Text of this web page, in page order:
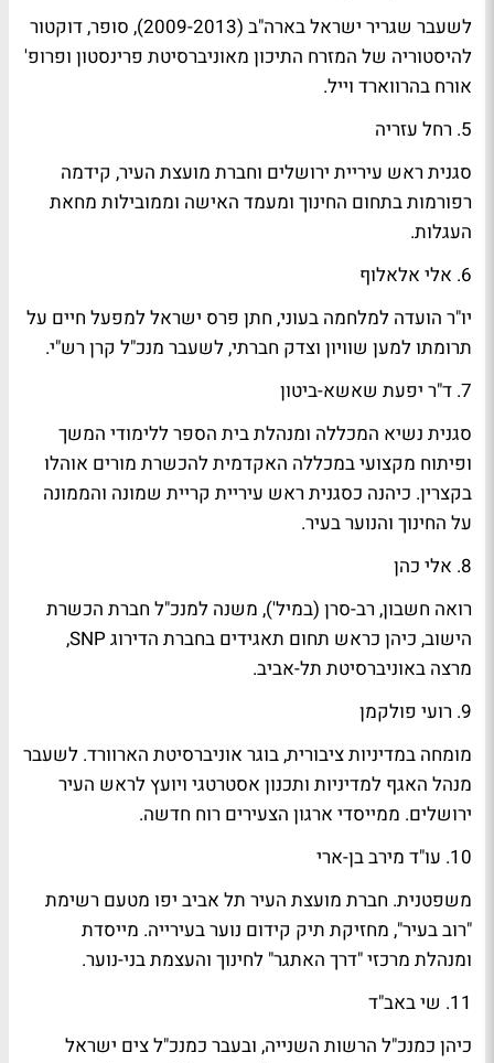
לשעבר שגריר ישראל בארה"ב (2009-2013), סופר, דוקטור
להיסטוריה של המזרח התיכון מאוניברסיטת פרינסטון ופרופ'
אורח בהרווארד וייל.
5. רחל עזריה
סגנית ראש עיריית ירושלים וחברת מועצת העיר, קידמה
רפורמות בתחום החינוך ומעמד האישה וממובילות מחאת
העגלות.
6. אלי אלאלוף
יו"ר הועדה למלחמה בעוני, חתן פרס ישראל למפעל חיים על
תרומתו למען שוויון וצדק חברתי, לשעבר מנכ"ל קרן רש"י.
7. ד"ר יפעת שאשא-ביטון
סגנית נשיא המכללה ומנהלת בית הספר ללימודי המשך
ופיתוח מקצועי במכללה האקדמית להכשרת מורים אוהלו
בקצרין. כיהנה כסגנית ראש עיריית קריית שמונה והממונה
על החינוך והנוער בעיר.
8. אלי כהן
רואה חשבון, רב-סרן (במיל'), משנה למנכ"ל חברת הכשרת
הישוב, כיהן כראש תחום תאגידים בחברת הדירוג SNP,
מרצה באוניברסיטת תל-אביב.
9. רועי פולקמן
מומחה במדיניות ציבורית, בוגר אוניברסיטת הארוורד. לשעבר
מנהל האגף למדיניות ותכנון אסטרטגי ויועץ לראש העיר
ירושלים. ממייסדי ארגון הצעירים רוח חדשה.
10. עו"ד מירב בן-ארי
משפטנית. חברת מועצת העיר תל אביב יפו מטעם רשימת
"רוב בעיר", מחזיקת תיק קידום נוער בעירייה. מייסדת
ומנהלת מרכזי "דרך האתגר" לחינוך והעצמת בני-נוער.
11. שי באב"ד
כיהן כמנכ"ל הרשות השנייה, ובעבר כמנכ"ל צים ישראל